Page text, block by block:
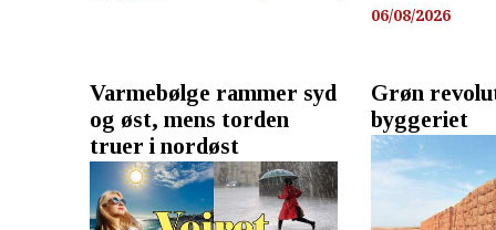
06/08/2026
Varmebølge rammer syd
og øst, mens torden
truer i nordøst
Grøn
byggeriet